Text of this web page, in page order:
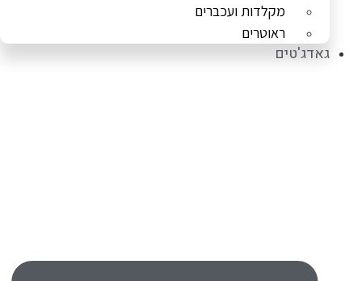
מקלדות ועכברים
ראוטרים
גאדג'טים